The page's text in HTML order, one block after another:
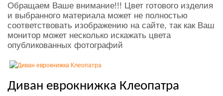
Обращаем Ваше внимание!!! Цвет готового изделия
и выбранного материала может не полностью
соответствовать изображению на сайте, так как Ваш
монитор может несколько искажать цвета
опубликованных фотографий
Диван еврокнижка Клеопатра